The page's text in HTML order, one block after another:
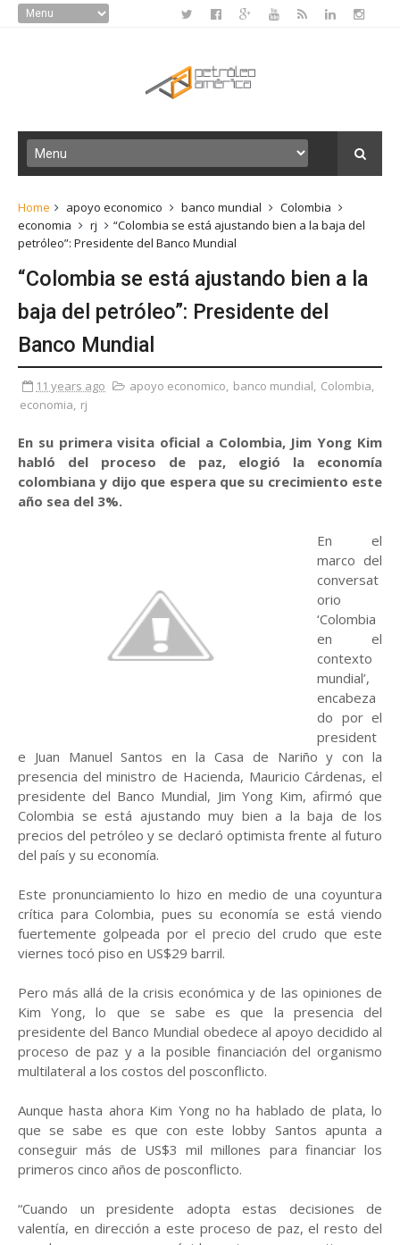
Home apoyo economico banco mundial
Colombia
economia
rj
“Colombia se está ajustando bien a la baja del
petróleo”: Presidente del Banco Mundial
“Colombia se está ajustando bien a la
baja del petróleo”: Presidente del
Banco Mundial
11 years ago apoyo economico, banco mundial, Colombia,
economia, rj
En su primera visita oficial a Colombia, Jim Yong Kim
habló del proceso de paz, elogió la economía
colombiana y dijo que espera que su crecimiento este
año sea del 3%.
En el
marco del
conversat
orio
‘Colombia
en el
contexto
mundial’,
encabeza
do por el
president
e Juan Manuel Santos en la Casa de Nariño y con la
presencia del ministro de Hacienda, Mauricio Cárdenas, el
presidente del Banco Mundial, Jim Yong Kim, afirmó que
Colombia se está ajustando muy bien a la baja de los
precios del petróleo y se declaró optimista frente al futuro
del país y su economía.
Este pronunciamiento lo hizo en medio de una coyuntura
crítica para Colombia, pues su economía se está viendo
fuertemente golpeada por el precio del crudo que este
viernes tocó piso en US$29 barril.
Pero más allá de la crisis económica y de las opiniones de
Kim Yong, lo que se sabe es que la presencia del
presidente del Banco Mundial obedece al apoyo decidido al
proceso de paz y a la posible financiación del organismo
multilateral a los costos del posconflicto.
Aunque hasta ahora Kim Yong no ha hablado de plata, lo
que se sabe es que con este lobby Santos apunta a
conseguir más de US$3 mil millones para financiar los
primeros cinco años de posconflicto.
“Cuando un presidente adopta estas decisiones de
valentía, en dirección a este proceso de paz, el resto del